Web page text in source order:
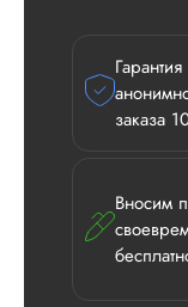
Гарантия
заказа
Вносим